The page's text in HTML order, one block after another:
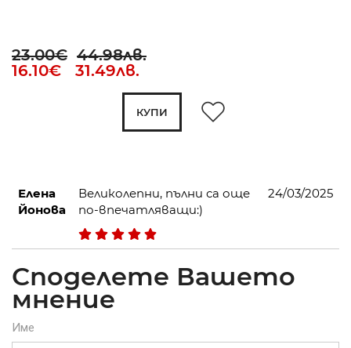
23.00€ 44.98лв.
16.10€ 31.49лв.
КУПИ
Елена
Йонова
Великолепни, пълни са още
по-впечатляващи:)
24/03/2025
Споделете Вашето
мнение
Име